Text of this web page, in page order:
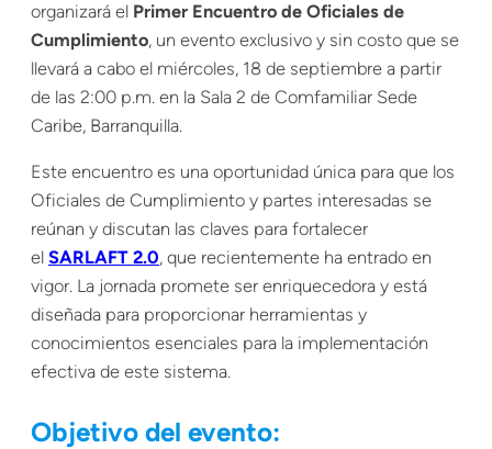
organizará el Primer Encuentro de Oficiales de
Cumplimiento, un evento exclusivo y sin costo que se
llevará a cabo el miércoles, 18 de septiembre a partir
de las 2:00 p.m. en la Sala 2 de Comfamiliar Sede
Caribe, Barranquilla.
Este encuentro es una oportunidad única para que los
Oficiales de Cumplimiento y partes interesadas se
reúnan y discutan las claves para fortalecer
el SARLAFT 2.0, que recientemente ha entrado en
vigor. La jornada promete ser enriquecedora y está
diseñada para proporcionar herramientas y
conocimientos esenciales para la implementación
efectiva de este sistema.
Objetivo del evento: